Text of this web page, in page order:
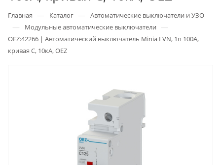
Главная — Каталог — Автоматические выключатели и УЗО
— Модульные автоматические выключатели —
OEZ:42266 | Автоматический выключатель Minia LVN, 1п 100А,
кривая С, 10кА, OEZ